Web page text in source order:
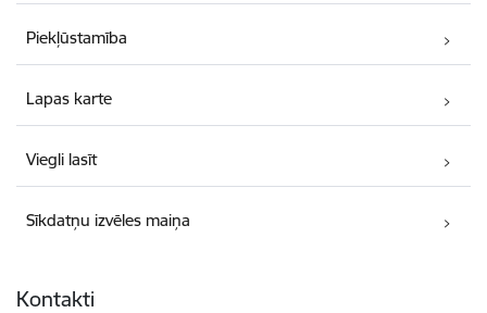
Piekļūstamība
Lapas karte
Viegli lasīt
Sīkdatņu izvēles maiņa
Kontakti